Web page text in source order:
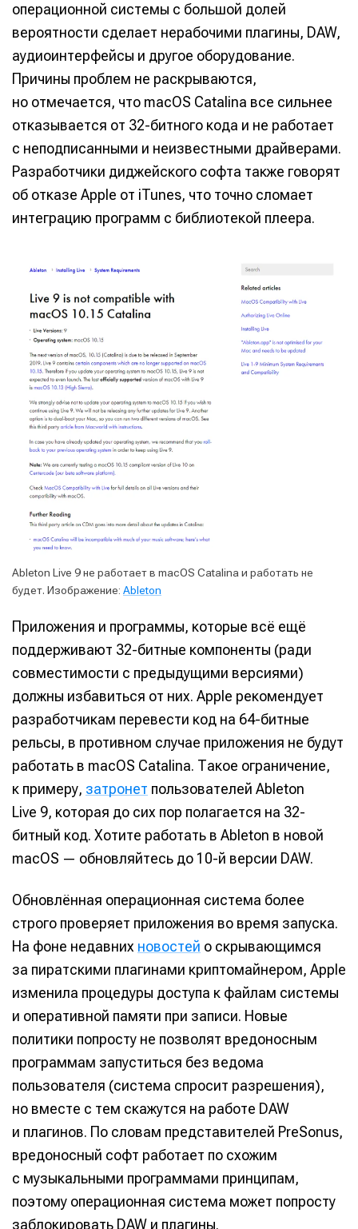
операционной системы с большой долей
вероятности сделает нерабочими плагины, DAW,
аудиоинтерфейсы и другое оборудование.
Причины проблем не раскрываются,
но отмечается, что macOS Catalina все сильнее
отказывается от 32-битного кода и не работает
с неподписанными и неизвестными драйверами.
Разработчики диджейского софта также говорят
об отказе Apple от iTunes, что точно сломает
интеграцию программ с библиотекой плеера.
Ableton Live 9 не работает в macOS Catalina и работать не
будет. Изображение: Ableton
Приложения и программы, которые всё ещё
поддерживают 32-битные компоненты (ради
совместимости с предыдущими версиями)
должны избавиться от них. Apple рекомендует
разработчикам перевести код на 64-битные
рельсы, в противном случае приложения не будут
работать в macOS Catalina. Такое ограничение,
к примеру, затронет пользователей Ableton
Live 9, которая до сих пор полагается на 32-
битный код. Хотите работать в Ableton в новой
macOS — обновляйтесь до 10-й версии DAW.
Обновлённая операционная система более
строго проверяет приложения во время запуска.
На фоне недавних новостей о скрывающимся
за пиратскими плагинами криптомайнером, Apple
изменила процедуры доступа к файлам системы
и оперативной памяти при записи. Новые
политики попросту не позволят вредоносным
программам запуститься без ведома
пользователя (система спросит разрешения),
но вместе с тем скажутся на работе DAW
и плагинов. По словам представителей PreSonus,
вредоносный софт работает по схожим
с музыкальными программами принципам,
поэтому операционная система может попросту
заблокировать DAW и плагины.